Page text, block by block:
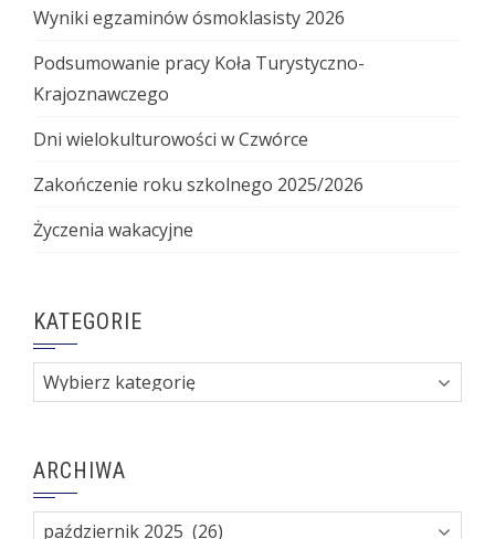
Wyniki egzaminów ósmoklasisty 2026
Podsumowanie pracy Koła Turystyczno-
Krajoznawczego
Dni wielokulturowości w Czwórce
Zakończenie roku szkolnego 2025/2026
Życzenia wakacyjne
KATEGORIE
Kategorie
ARCHIWA
Archiwa